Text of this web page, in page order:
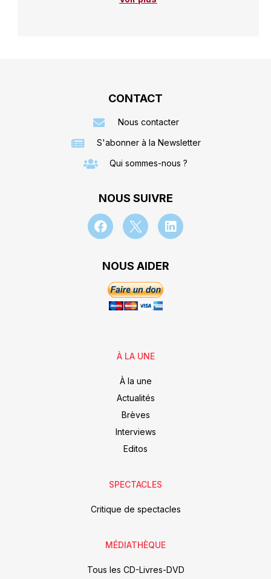
CONTACT
Nous contacter
S'abonner à la Newsletter
Qui sommes-nous ?
NOUS SUIVRE
NOUS AIDER
À LA UNE
À la une
Actualités
Brèves
Interviews
Editos
SPECTACLES
Critique de spectacles
MÉDIATHÈQUE
Tous les CD-Livres-DVD